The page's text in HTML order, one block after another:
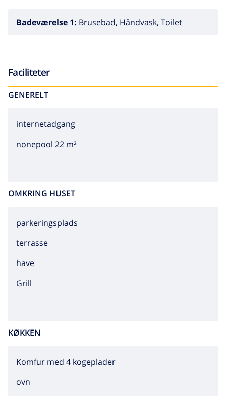
Badeværelse 1: Brusebad, Håndvask, Toilet
Faciliteter
GENERELT
internetadgang
nonepool 22 m²
OMKRING HUSET
parkeringsplads
terrasse
have
grill
KØKKEN
Komfur med 4 kogeplader
ovn